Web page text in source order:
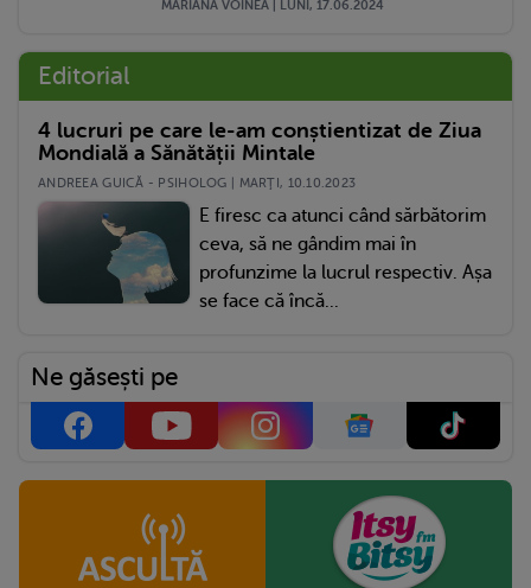
MARIANA VOINEA | LUNI, 17.06.2024
Editorial
4 lucruri pe care le-am conștientizat de Ziua
Mondială a Sănătății Mintale
ANDREEA GUICĂ - PSIHOLOG | MARŢI, 10.10.2023
E firesc ca atunci când sărbătorim
ceva, să ne gândim mai în
profunzime la lucrul respectiv. Așa
se face că încă...
Ne găsești pe